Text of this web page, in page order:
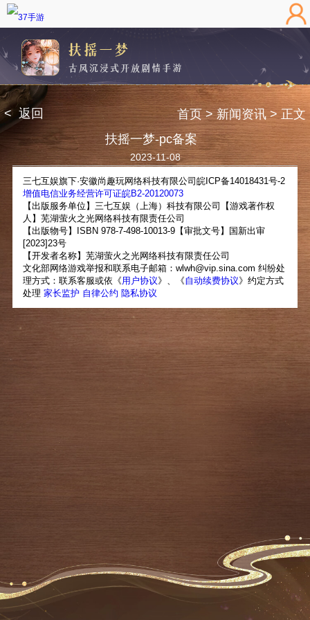
< 返回 首页 > 新闻资讯> 正文
扶摇一梦-pc备案
2023-11-08
三七互娱旗下·安徽尚趣玩网络科技有限公司皖ICP备14018431号-2
增值电信业务经营许可证皖B2-20120073
【出版服务单位】三七互娱（上海）科技有限公司【游戏著作权
人】芜湖萤火之光网络科技有限责任公司
【出版物号】ISBN 978-7-498-10013-9【审批文号】国新出审
[2023]23号
【开发者名称】芜湖萤火之光网络科技有限责任公司
文化部网络游戏举报和联系电子邮箱：wlwh@vip.sina.com 纠纷处
理方式：联系客服或依《用户协议》、《自动续费协议》约定方式
处理 家长监护 自律公约 隐私协议